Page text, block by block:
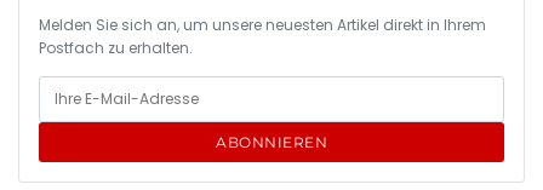
Melden Sie sich an, um unsere neuesten Artikel direkt in Ihrem
Postfach zu erhalten.
ABONNIEREN